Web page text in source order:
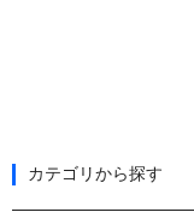
カテゴリから探す